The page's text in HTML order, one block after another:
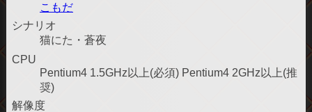
2014/11/22
こもだ
シナリオ
猫にた・蒼夜
CPU
Pentium4 1.5GHz以上(必須) Pentium4 2GHz以上(推
奨)
解像度